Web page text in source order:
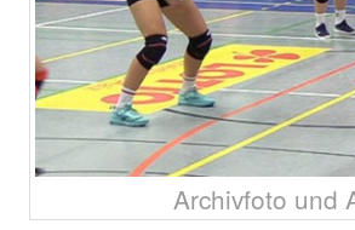
Archivfoto und